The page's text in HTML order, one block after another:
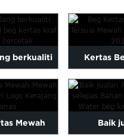
berkualiti
br...
Kertas
Tersuai
...
Mewah Baik